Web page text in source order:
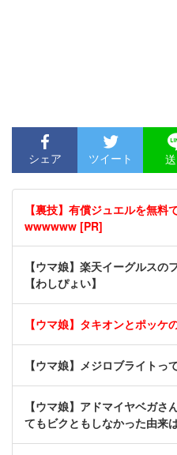
シェア ツイート
【裏技】有償ジュエルを無
wwwwww [PR]
【ウマ娘】楽天イーグルスの
【わしぴょい】
【ウマ娘】タキオンとポッケ
【ウマ娘】メジロブライトっ
【ウマ娘】アドマイヤベガ
てもビクともしなかった由来